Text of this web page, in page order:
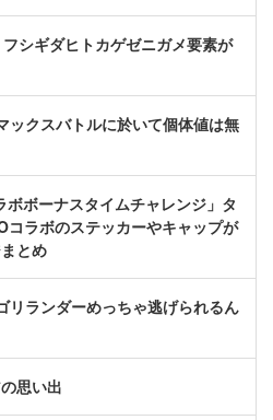
シギダヒトカゲゼニガメ要素が
ックスバトルに於いて個体値は無
ボボーナスタイムチャレンジ」タ
ラボのステッカーやキャップが
とめ
リランダーめっちゃ逃げられるん
思い出